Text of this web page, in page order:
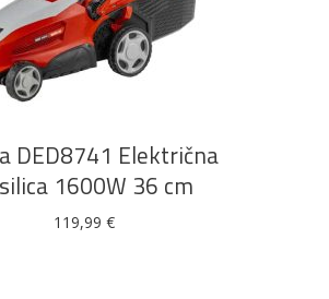
DODAJ U KOŠARICU
DED8741 Električna
1600W 36 cm
119,99 €